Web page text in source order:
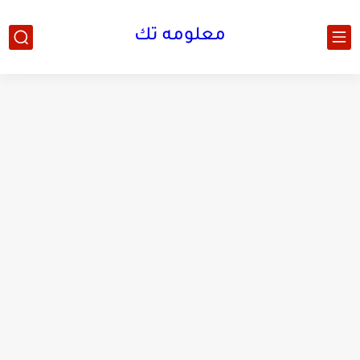
معلومه تك